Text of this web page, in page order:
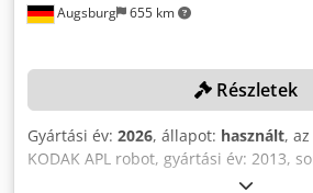
Augsburg 655 km
Részletek
Gyártási év: 2026, állapot: használt,
KODAK APL robot, gyártási év: 2013,
1 db KODAK Magnus VLF Quantum